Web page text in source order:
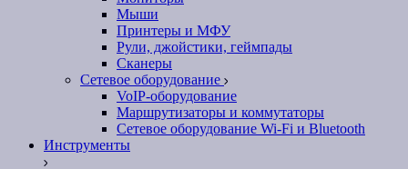
Мыши
Принтеры и МФУ
Рули, джойстики, геймпады
Сканеры
Сетевое оборудование
VoIP-оборудование
Маршрутизаторы и коммутаторы
Сетевое оборудование Wi-Fi и Bluetooth
Инструменты